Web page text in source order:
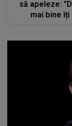
să apeleze:
mai bine îți